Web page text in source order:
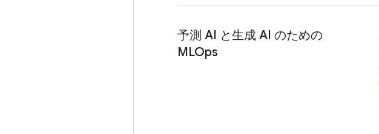
予測 AI と生成 AI のための
MLOps